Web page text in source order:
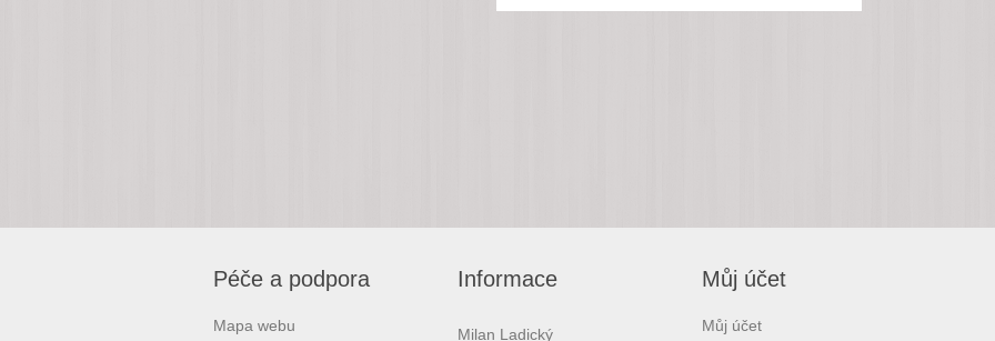
Péče a podpora
Mapa webu
Informace
Milan Ladický
Můj účet
Můj účet